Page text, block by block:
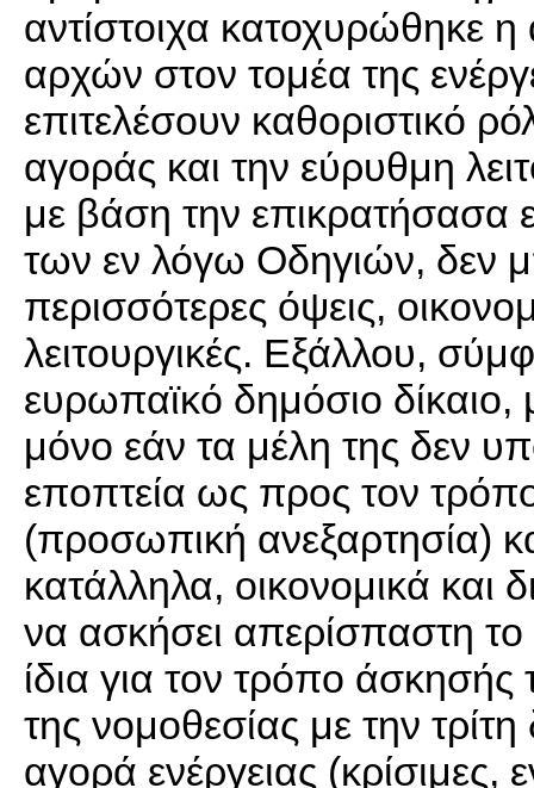
αντίστοιχα κατοχυρώθηκε
αρχών στον τομέα της
επιτελέσουν καθοριστικό
αγοράς και την εύρυθμη
με βάση την επικρατήσασα
των εν λόγω Οδηγιών, δεν
περισσότερες όψεις,
λειτουργικές. Εξάλλου,
ευρωπαϊκό δημόσιο δίκαιο,
μόνο εάν τα μέλη της δεν
εποπτεία ως προς τον
(προσωπική ανεξαρτησία)
κατάλληλα, οικονομικά και
να ασκήσει απερίσπαστη
ίδια για τον τρόπο
της νομοθεσίας με την
αγορά ενέργειας (κρίσιμες,